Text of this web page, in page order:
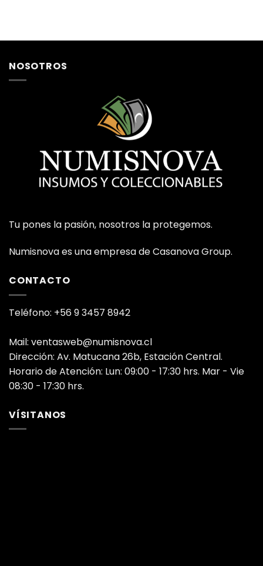
NOSOTROS
Tu pones la pasión, nosotros la protegemos.
Numisnova es una empresa de Casanova Group.
CONTACTO
Teléfono: +56 9 3457 8942
Mail: ventasweb@numisnova.cl
Dirección: Av. Matucana 26b, Estación Central.
Horario de Atención: Lun: 09:00 - 17:30 hrs. Mar - Vie
08:30 - 17:30 hrs.
VÍSITANOS